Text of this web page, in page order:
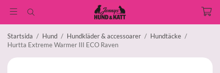
Startsida / Hund / Hundkläder & accessoarer / Hundtäcke /
Hurtta Extreme Warmer III ECO Raven